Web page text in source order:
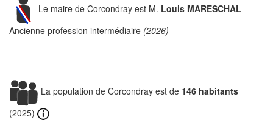
Le maire de Corcondray est M. Louis MARESCHAL -
Ancienne profession intermédiaire (2026)
La population de Corcondray est de 146 habitants
(2025)